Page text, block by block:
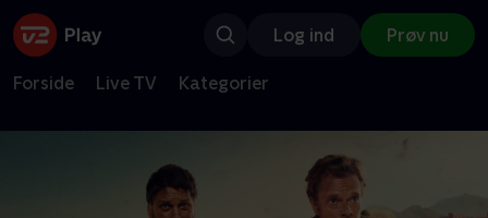
Log ind Prøv nu
Forside Live TV Kategorier